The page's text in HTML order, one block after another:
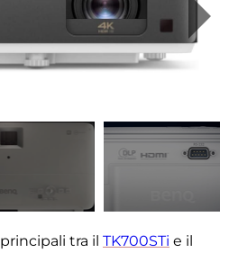
tra il TK700STi e il